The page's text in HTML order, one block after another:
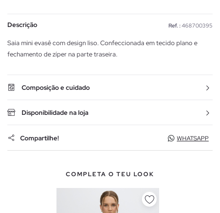
Descrição Ref. : 468700395
Saia mini evasê com design liso. Confeccionada em tecido plano e
fechamento de zíper na parte traseira.
Composição e cuidado
Disponibilidade na loja
Compartilhe! WHATSAPP
COMPLETA O TEU LOOK